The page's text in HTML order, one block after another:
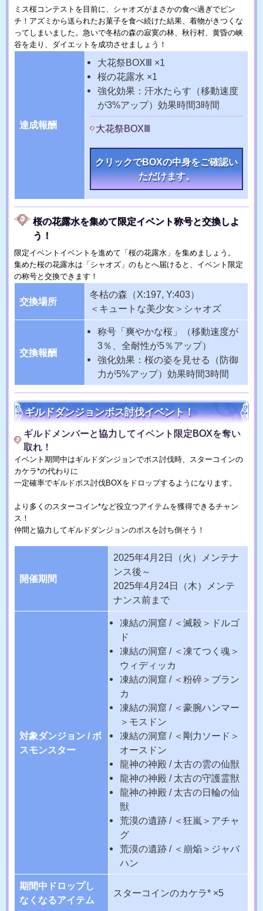
ミス桜コンテストを目前に、シャオズがまさかの食べ過ぎでピン
チ！アズミから送られたお菓子を食べ続けた結果、着物がきつくな
ってしまいました。急いで冬枯の森の寂寞の林、秋行村、黄昏の峡
谷を走り、ダイエットを成功させましょう！
達成報酬
大花祭BOXⅢ ×1
桜の花露水 ×1
強化効果：汗水たらす（移動速度
が3%アップ）効果時間3時間
大花祭BOXⅢ
クリックでBOXの中身をご確認い
ただけます。
桜の花露水を集めて限定イベント称号と交換しよ
う！
限定イベントイベントを進めて「桜の花露水」を集めましょう。
集めた桜の花露水は「シャオズ」のもとへ届けると、イベント限定
の称号と交換できます！
交換場所
冬枯の森（X:197, Y:403）
＜キュートな美少女＞シャオズ
交換報酬
称号「爽やかな桜」（移動速度が
3％、全耐性が5％アップ）
強化効果：桜の姿を見せる（防御
力が5%アップ）効果時間3時間
ギルドダンジョンボス討伐イベント！
ギルドメンバーと協力してイベント限定BOXを奪い
取れ！
イベント期間中はギルドダンジョンでボス討伐時、スターコインの
カケラ*の代わりに
一定確率でギルドボス討伐BOXをドロップするようになります。
より多くのスターコイン*など役立つアイテムを獲得できるチャン
ス！
仲間と協力してギルドダンジョンのボスを討ち倒そう！
開催期間
2025年4月2日（火）メンテナ
ンス後～
2025年4月24日（木）メンテ
ナンス前まで
対象ダンジョン / ボ
スモンスター
凍結の洞窟 / ＜滅殺＞ドルゴ
ド
凍結の洞窟 / ＜凍てつく魂＞
ウィディッカ
凍結の洞窟 / ＜粉碎＞ブラン
カ
凍結の洞窟 / ＜豪腕ハンマー
＞モスドン
凍結の洞窟 / ＜剛力ソード＞
オースドン
龍神の神殿 / 太古の雲の仙獣
龍神の神殿 / 太古の守護霊獣
龍神の神殿 / 太古の日輪の仙
獣
荒漠の遺跡 / ＜狂嵐＞アチャ
グ
荒漠の遺跡 / ＜崩焔＞ジャバ
ハン
期間中ドロップし
なくなるアイテム
スターコインのカケラ* ×5